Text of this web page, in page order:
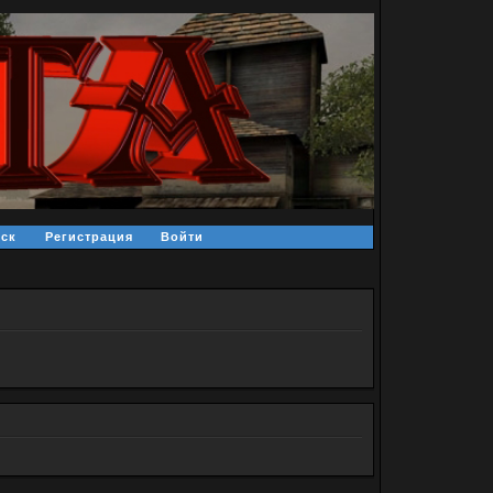
Регистрация Войти